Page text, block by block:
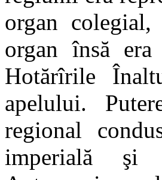
organ colegial,
organ însă
Hotărîrile
apelului.
regional
imperială şi